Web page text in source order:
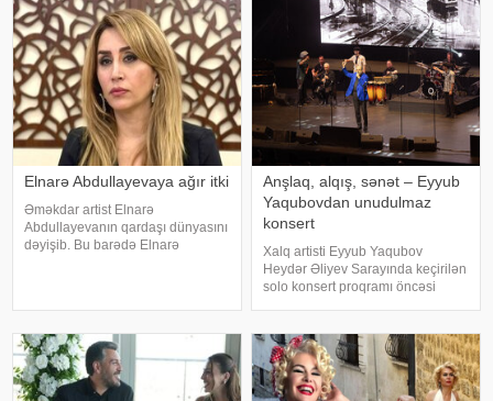
bildirib. "Bu əməliyyat
Azərbaycand
Elnarə Abdullayevaya ağır itki
Əməkdar artist Elnarə
Abdullayevanın qardaşı dünyasını
dəyişib. Bu barədə Elnarə
elə bir itki yaşayır ki, onu heç bir
söz ifad
Anşlaq, alqış, sənət – Eyyub
Yaqubovdan unudulmaz
konsert
Xalq artisti Eyyub Yaqubov
Heydər Əliyev Sarayında keçirilən
solo konsert proqramı öncəsi
yaradıcılığı və konsertlə bağlı
fikirlərini bölüşüb. xəbər verir ki,
sənətkarın sözlərin